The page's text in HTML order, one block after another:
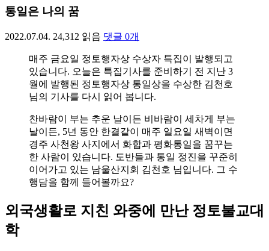
통일은 나의 꿈
2022.07.04. 24,312 읽음 댓글 0개
매주 금요일 정토행자상 수상자 특집이 발행되고
있습니다. 오늘은 특집기사를 준비하기 전 지난 3
월에 발행된 정토행자상 통일상을 수상한 김천호
님의 기사를 다시 읽어 봅니다.
찬바람이 부는 추운 날이든 비바람이 세차게 부는
날이든, 5년 동안 한결같이 매주 일요일 새벽이면
경주 사천왕 사지에서 화합과 평화통일을 꿈꾸는
한 사람이 있습니다. 도반들과 통일 정진을 꾸준히
이어가고 있는 남울산지회 김천호 님입니다. 그 수
행담을 함께 들어볼까요?
외국생활로 지친 와중에 만난 정토불교대
학